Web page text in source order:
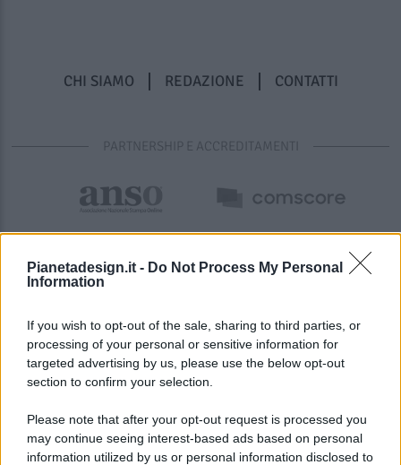
Pianetadesign.it - Do Not Process My Personal
Information
If you wish to opt-out of the sale, sharing to third parties, or
processing of your personal or sensitive information for
targeted advertising by us, please use the below opt-out
section to confirm your selection.
Please note that after your opt-out request is processed you
may continue seeing interest-based ads based on personal
information utilized by us or personal information disclosed to
CHI SIAMO REDAZIONE CONTATTI
PARTNERSHIP E ACCREDITAMENTI
© 2026 - Pianeta Design - P.IVA 04827280654 - Testata
Registrata Al Tribunale Di Nocera Inferiore N. 8/2020 - RG N.
ISCRIZIONE AL ROC N. 35792 – ISCRITTA ALL’ANSO
(ASSOCIAZIONE NAZIONALE STAMPA ONLINE)